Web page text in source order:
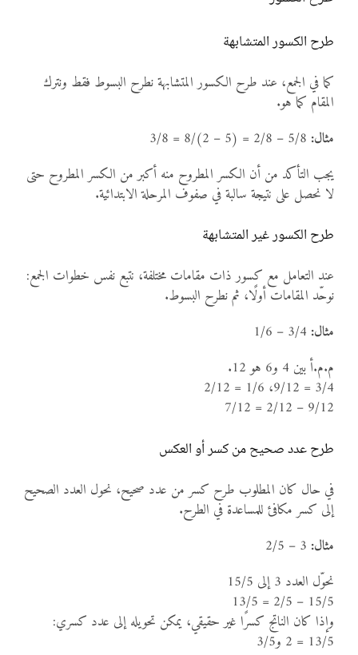
طرح الكسور المتشابهة
كما في الجمع، عند طرح الكسور المتشابهة نطرح البسوط فقط ونترك
المقام كما هو.
مثال:
يجب التأكد من أن الكسر المطروح منه أكبر من الكسر المطروح حتى
لا نحصل على نتيجة سالبة في صفوف المرحلة الابتدائية.
طرح الكسور غير المتشابهة
عند التعامل مع كسور ذات مقامات مختلفة، نتبع نفس خطوات الجمع:
نوحّد المقامات أولًا، ثم نطرح البسوط.
مثال:
م.م.أ بين 4 و6 هو 12.
3/4 = 9/12، 1/6 = 2/12
9/12 – 2/12 = 7/12
طرح عدد صحيح من كسر أو العكس
في حال كان المطلوب طرح كسر من عدد صحيح، نحول العدد الصحيح
إلى كسر مكافئ للمساعدة في الطرح.
مثال:
نحوّل العدد 3 إلى 15/5
15/5 – 2/5 = 13/5
وإذا كان الناتج كسرًا غير حقيقي، يمكن تحويله إلى عدد كسري:
13/5 = 2 و3/5